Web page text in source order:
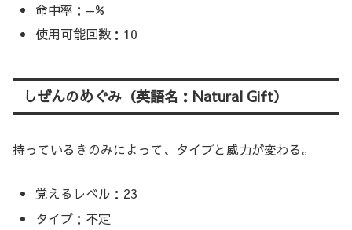
命中率：—%
使用可能回数：10
しぜんのめぐみ（英語名：Natural Gift）
持っているきのみによって、タイプと威力が変わる。
覚えるレベル：23
タイプ：不定